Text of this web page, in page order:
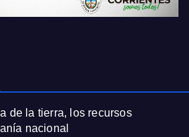
de la tierra, los recursos
nacional